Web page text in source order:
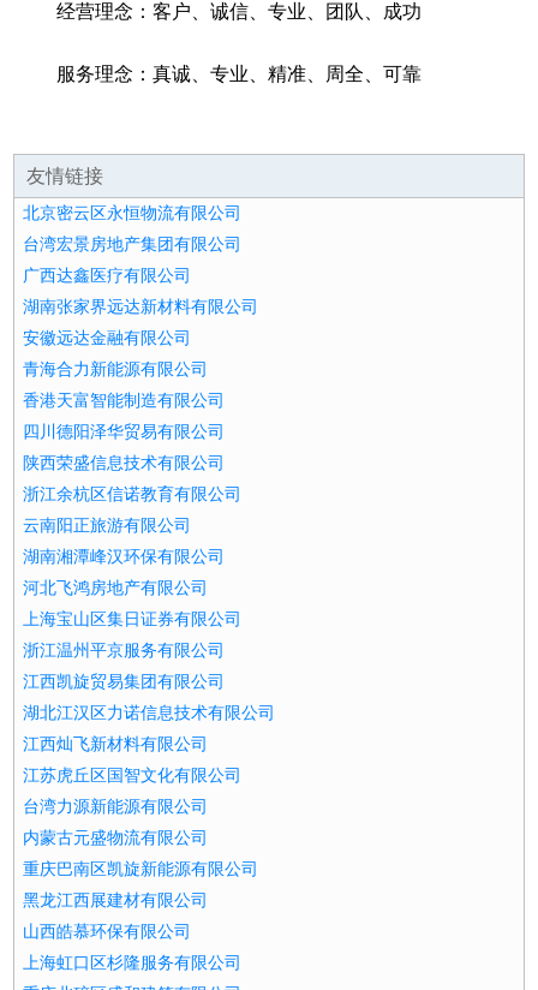
经营理念：客户、诚信、专业、团队、成功
服务理念：真诚、专业、精准、周全、可靠
友情链接
北京密云区永恒物流有限公司
台湾宏景房地产集团有限公司
广西达鑫医疗有限公司
湖南张家界远达新材料有限公司
安徽远达金融有限公司
青海合力新能源有限公司
香港天富智能制造有限公司
四川德阳泽华贸易有限公司
陕西荣盛信息技术有限公司
浙江余杭区信诺教育有限公司
云南阳正旅游有限公司
湖南湘潭峰汉环保有限公司
河北飞鸿房地产有限公司
上海宝山区集日证券有限公司
浙江温州平京服务有限公司
江西凯旋贸易集团有限公司
湖北江汉区力诺信息技术有限公司
江西灿飞新材料有限公司
江苏虎丘区国智文化有限公司
台湾力源新能源有限公司
内蒙古元盛物流有限公司
重庆巴南区凯旋新能源有限公司
黑龙江西展建材有限公司
山西皓慕环保有限公司
上海虹口区杉隆服务有限公司